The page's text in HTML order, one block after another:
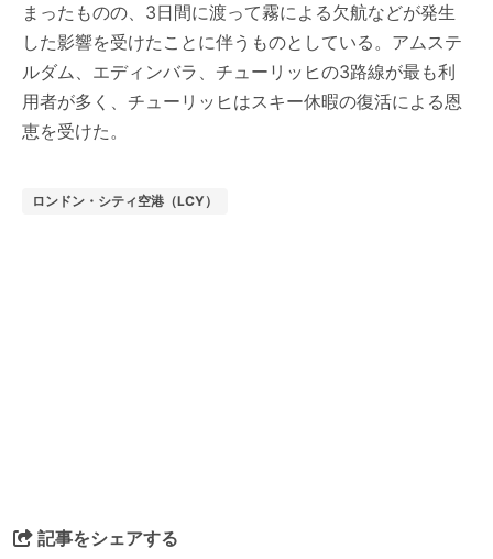
まったものの、3日間に渡って霧による欠航などが発生
した影響を受けたことに伴うものとしている。アムステ
ルダム、エディンバラ、チューリッヒの3路線が最も利
用者が多く、チューリッヒはスキー休暇の復活による恩
恵を受けた。
ロンドン・シティ空港（LCY）
記事をシェアする